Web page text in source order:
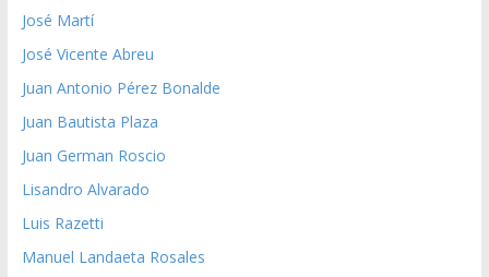
José Martí
José Vicente Abreu
Juan Antonio Pérez Bonalde
Juan Bautista Plaza
Juan German Roscio
Lisandro Alvarado
Luis Razetti
Manuel Landaeta Rosales